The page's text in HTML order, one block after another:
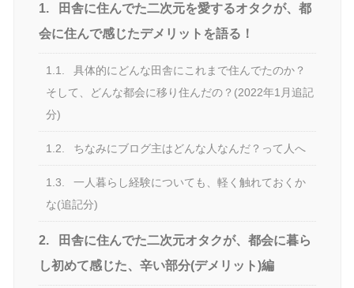
1.
田舎に住んでた二次元を愛するオタクが、都
会に住んで感じたデメリットを語る！
1.1.
具体的にどんな田舎にこれまで住んでたのか？
そして、どんな都会に移り住んだの？(2022年1月追記
分)
1.2. ちなみにブログ主はどんな人なんだ？って人へ
1.3.
一人暮らし経験についても、軽く触れておくか
な(追記分)
2.
田舎に住んでた二次元オタクが、都会に暮ら
し初めて感じた、辛い部分(デメリット)編